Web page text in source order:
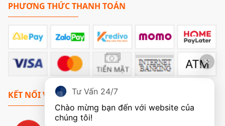
PHƯƠNG THỨC THANH TOÁN
KẾT NỐI VỚI CHÚNG TÔI
Tư Vấn 24/7
Chào mừng bạn đến với website của
chúng tôi!